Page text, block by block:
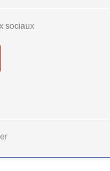
sociaux